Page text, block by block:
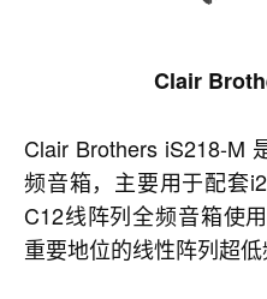
Clair
Clair Brothers iS218-M
频音箱，主要用于配套
C12线阵列全频音箱使
重要地位的线性阵列超低